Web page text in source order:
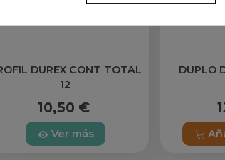
DUREX CONT TOTAL
12
10,50 €
Ver más
DUPLO